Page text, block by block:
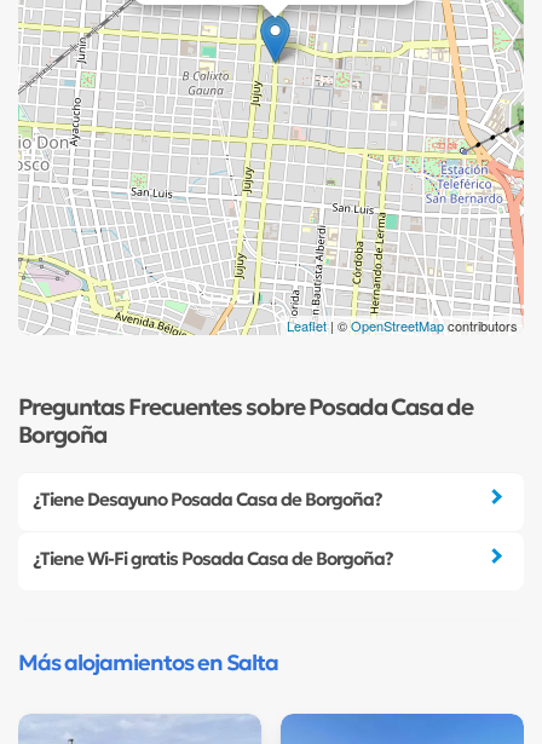
Leaflet| ©OpenStreetMapcontributors
Preguntas Frecuentes sobre Posada Casa de
Borgoña
¿Tiene Desayuno Posada Casa de Borgoña?
¿Tiene Wi-Fi gratis Posada Casa de Borgoña?
Más alojamientos en Salta